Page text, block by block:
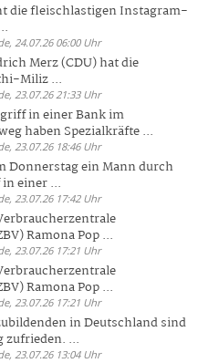
die fleischlastigen Instagram-
24.07.26 06:00 Uhr
Merz (CDU) hat die
Miliz ...
23.07.26 21:33 Uhr
in einer Bank im
haben Spezialkräfte ...
23.07.26 18:46 Uhr
Donnerstag ein Mann durch
einer ...
23.07.26 17:42 Uhr
Ramona Pop ...
23.07.26 17:21 Uhr
Ramona Pop ...
23.07.26 17:21 Uhr
in Deutschland sind
zufrieden. ...
23.07.26 13:04 Uhr